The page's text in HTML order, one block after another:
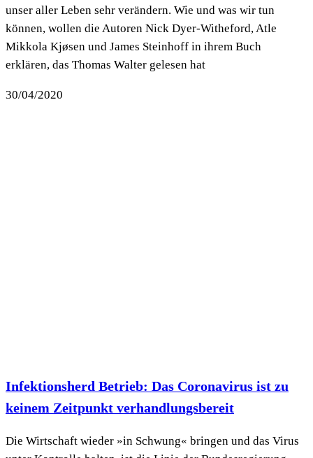
unser aller Leben sehr verändern. Wie und was wir tun
können, wollen die Autoren Nick Dyer-Witheford, Atle
Mikkola Kjøsen und James Steinhoff in ihrem Buch
erklären, das Thomas Walter gelesen hat
30/04/2020
Infektionsherd Betrieb: Das Coronavirus ist zu
keinem Zeitpunkt verhandlungsbereit
Die Wirtschaft wieder »in Schwung« bringen und das Virus